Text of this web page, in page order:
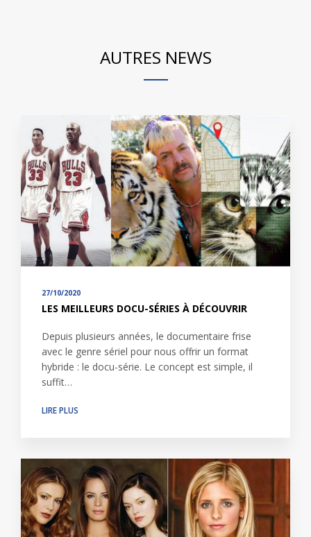
AUTRES NEWS
27/10/2020
LES MEILLEURS DOCU-SÉRIES À DÉCOUVRIR
Depuis plusieurs années, le documentaire frise
avec le genre sériel pour nous offrir un format
hybride : le docu-série. Le concept est simple, il
suffit…
LIRE PLUS